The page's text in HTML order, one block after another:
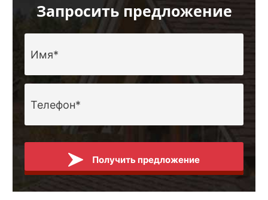
Запросить предложение
Получить предложение